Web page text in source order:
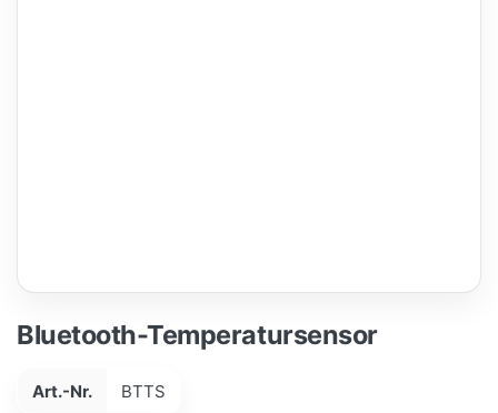
Bluetooth-Temperatursensor
Art.-Nr. BTTS